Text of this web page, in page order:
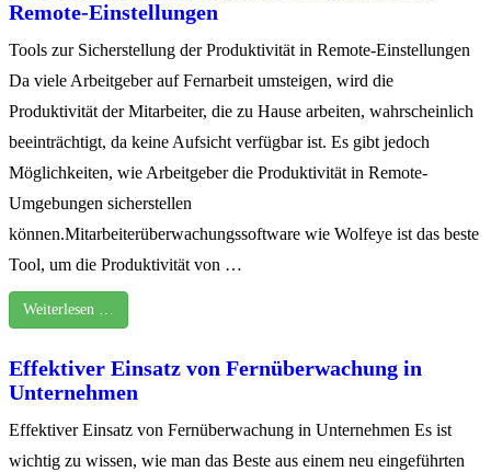
Remote-Einstellungen
Tools zur Sicherstellung der Produktivität in Remote-Einstellungen
Da viele Arbeitgeber auf Fernarbeit umsteigen, wird die
Produktivität der Mitarbeiter, die zu Hause arbeiten, wahrscheinlich
beeinträchtigt, da keine Aufsicht verfügbar ist. Es gibt jedoch
Möglichkeiten, wie Arbeitgeber die Produktivität in Remote-
Umgebungen sicherstellen
können.Mitarbeiterüberwachungssoftware wie Wolfeye ist das beste
Tool, um die Produktivität von …
Weiterlesen …
Effektiver Einsatz von Fernüberwachung in
Unternehmen
Effektiver Einsatz von Fernüberwachung in Unternehmen Es ist
wichtig zu wissen, wie man das Beste aus einem neu eingeführten